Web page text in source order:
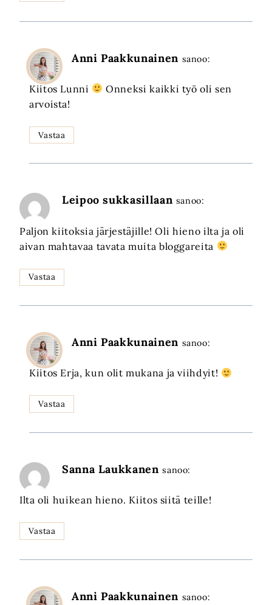
Anni Paakkunainen sanoo:
Kiitos Lunni
Onneksi kaikki työ oli sen
arvoista!
Vastaa
Leipoo sukkasillaan sanoo:
Paljon kiitoksia järjestäjille! Oli hieno ilta ja oli
aivan mahtavaa tavata muita bloggareita
Vastaa
Anni Paakkunainen sanoo:
Kiitos Erja, kun olit mukana ja viihdyit!
Vastaa
Sanna Laukkanen sanoo:
Ilta oli huikean hieno. Kiitos siitä teille!
Vastaa
Anni Paakkunainen sanoo: